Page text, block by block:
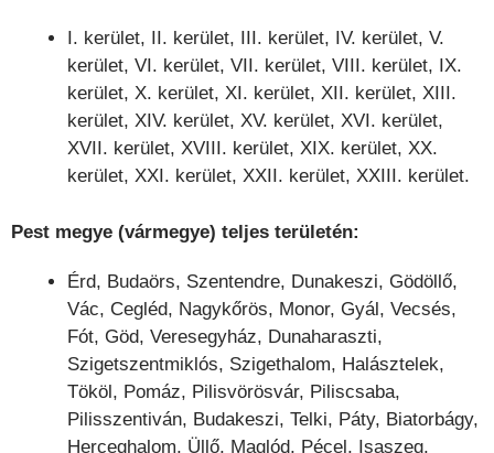
I. kerület, II. kerület, III. kerület, IV. kerület, V.
kerület, VI. kerület, VII. kerület, VIII. kerület, IX.
kerület, X. kerület, XI. kerület, XII. kerület, XIII.
kerület, XIV. kerület, XV. kerület, XVI. kerület,
XVII. kerület, XVIII. kerület, XIX. kerület, XX.
kerület, XXI. kerület, XXII. kerület, XXIII. kerület.
Pest megye (vármegye) teljes területén:
Érd, Budaörs, Szentendre, Dunakeszi, Gödöllő,
Vác, Cegléd, Nagykőrös, Monor, Gyál, Vecsés,
Fót, Göd, Veresegyház, Dunaharaszti,
Szigetszentmiklós, Szigethalom, Halásztelek,
Tököl, Pomáz, Pilisvörösvár, Piliscsaba,
Pilisszentiván, Budakeszi, Telki, Páty, Biatorbágy,
Herceghalom, Üllő, Maglód, Pécel, Isaszeg,